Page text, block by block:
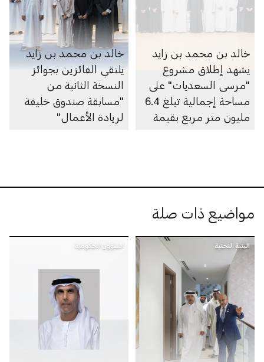
خالد بن محمد بن زايد
يشهد إطلاق مشروع
"مرسى السعديات" على
مساحة إجمالية تبلغ 6.4
مليون متر مربع بقيمة
خالد بن محمد بن زايد
يلتقي الفائزين بجوائز
النسخة الثانية من
"مسابقة صندوق خليفة
لريادة الأعمال"
مواضيع ذات صلة
البنية التحتية الشؤون الحكومية